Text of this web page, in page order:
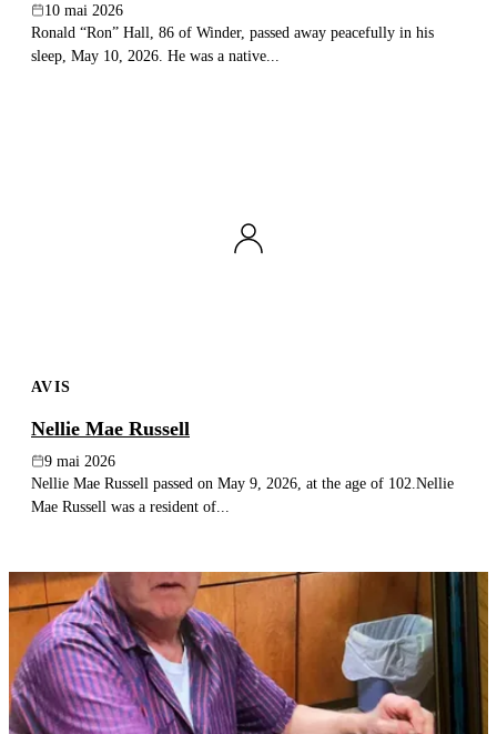
10 mai 2026
Ronald “Ron” Hall, 86 of Winder, passed away peacefully in his
sleep, May 10, 2026. He was a native...
AVIS
Nellie Mae Russell
9 mai 2026
Nellie Mae Russell passed on May 9, 2026, at the age of 102.Nellie
Mae Russell was a resident of...